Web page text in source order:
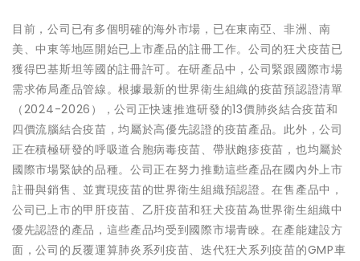
目前，公司已有多個明確的海外市場，已在東南亞、非洲、南
美、中東等地區開始已上市產品的註冊工作。公司的狂犬疫苗已
獲得巴基斯坦等國的註冊許可。在研產品中，公司緊跟國際市場
需求佈局產品管線。根據最新的世界衛生組織的疫苗預認證清單
（2024-2026），公司正快速推進研發的13價肺炎結合疫苗和
四價流腦結合疫苗，均屬於高優先認證的疫苗產品。此外，公司
正在積極研發的呼吸道合胞病毒疫苗、帶狀皰疹疫苗，也均屬於
國際市場緊缺的品種。公司正在努力推動這些產品在國內外上市
註冊與銷售、並實現疫苗的世界衛生組織預認證。在售產品中，
公司已上市的甲肝疫苗、乙肝疫苗和狂犬疫苗為世界衛生組織中
優先認證的產品，這些產品均受到國際市場青睞。在產能建設方
面，公司的反覆運算肺炎系列疫苗、迭代狂犬系列疫苗的GMP車